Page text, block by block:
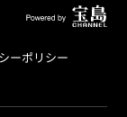
ーポリシー